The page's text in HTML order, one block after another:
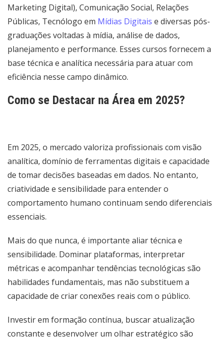
Marketing Digital), Comunicação Social, Relações
Públicas, Tecnólogo em Mídias Digitais e diversas pós-
graduações voltadas à mídia, análise de dados,
planejamento e performance. Esses cursos fornecem a
base técnica e analítica necessária para atuar com
eficiência nesse campo dinâmico.
Como se Destacar na Área em 2025?
Em 2025, o mercado valoriza profissionais com visão
analítica, domínio de ferramentas digitais e capacidade
de tomar decisões baseadas em dados. No entanto,
criatividade e sensibilidade para entender o
comportamento humano continuam sendo diferenciais
essenciais.
Mais do que nunca, é importante aliar técnica e
sensibilidade. Dominar plataformas, interpretar
métricas e acompanhar tendências tecnológicas são
habilidades fundamentais, mas não substituem a
capacidade de criar conexões reais com o público.
Investir em formação contínua, buscar atualização
constante e desenvolver um olhar estratégico são